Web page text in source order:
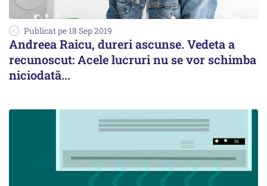
Publicat pe 18 Sep 2019
Andreea Raicu, dureri ascunse. Vedeta a
recunoscut: Acele lucruri nu se vor schimba
niciodată...